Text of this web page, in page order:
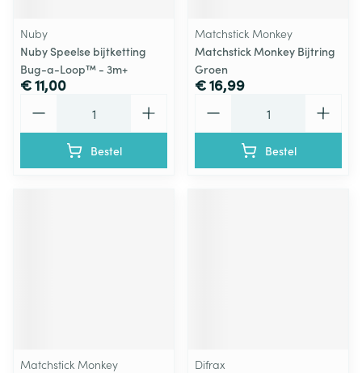
Nuby
Nuby Speelse bijtketting
Bug-a-Loop™ - 3m+
€ 11,00
Bestel
Matchstick Monkey
Matchstick Monkey Bijtring
Groen
€ 16,99
Bestel
Matchstick Monkey
Difrax